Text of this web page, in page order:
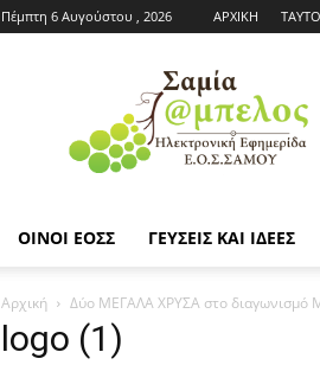
Πέμπτη 6 Αυγούστου , 2026 ΑΡΧΙΚΗ
Εφημερίδα
ΕΟΣΣ
|
Σαμία
ΟΙΝΟΙ ΕΟΣΣ ΓΕΥΣΕΙΣ ΚΑΙ ΙΔΕΕΣ
Αρχική Δύο ΜΕΓΑΛΑ ΧΡΥΣΑ στο διαγωνισμό
logo (1)